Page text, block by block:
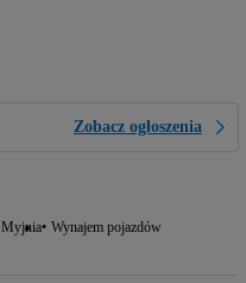
Zobacz ogłoszenia
Myjnia Wynajem pojazdów